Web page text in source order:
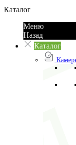
Каталог
Меню
Назад
Каталог